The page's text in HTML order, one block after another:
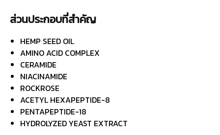
ส่วนประกอบที่สำคัญ
HEMP SEED OIL
AMINO ACID COMPLEX
CERAMIDE
NIACINAMIDE
ROCKROSE
ACETYL HEXAPEPTIDE-8
PENTAPEPTIDE-18
HYDROLYZED YEAST EXTRACT